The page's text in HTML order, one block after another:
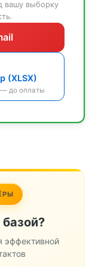
вашу выборку
(XLSX)
до оплаты
эффективной